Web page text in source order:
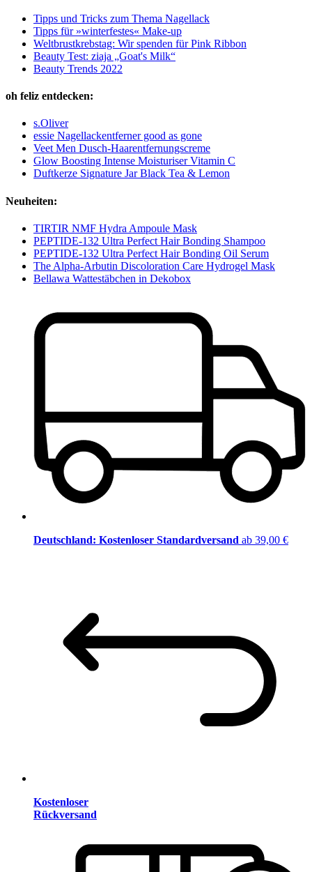
Tipps und Tricks zum Thema Nagellack
Tipps für »winterfestes« Make-up
Weltbrustkrebstag: Wir spenden für Pink Ribbon
Beauty Test: ziaja „Goat's Milk“
Beauty Trends 2022
oh feliz entdecken:
s.Oliver
essie Nagellackentferner good as gone
Veet Men Dusch-Haarentfernungscreme
Glow Boosting Intense Moisturiser Vitamin C
Duftkerze Signature Jar Black Tea & Lemon
Neuheiten:
TIRTIR NMF Hydra Ampoule Mask
PEPTIDE-132 Ultra Perfect Hair Bonding Shampoo
PEPTIDE-132 Ultra Perfect Hair Bonding Oil Serum
The Alpha-Arbutin Discoloration Care Hydrogel Mask
Bellawa Wattestäbchen in Dekobox
Deutschland: Kostenloser Standardversand ab 39,00 €
Kostenloser
Rückversand